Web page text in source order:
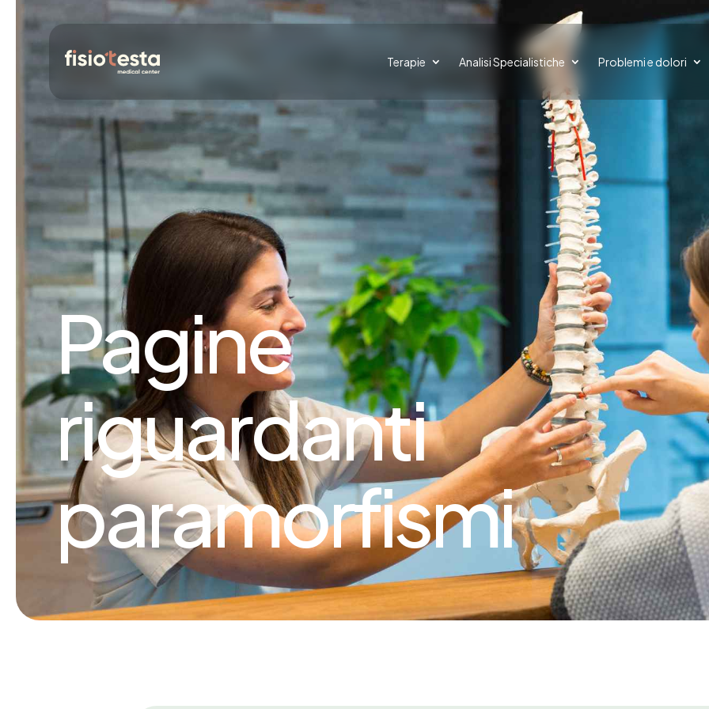
Terapie Analisi Specialistiche Problemi e dolori
Pagine
riguardanti
paramorfismi